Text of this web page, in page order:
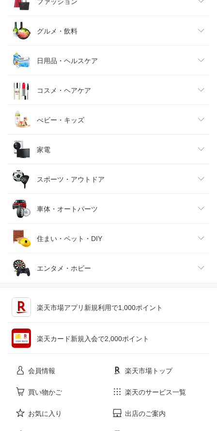
レディースファッション
メンズファッション
キッズファッション
ベビーファッション
インナー・下着・ナイトウェア
バッグ・小物・ブランド雑貨
靴
腕時計
ジュエリー・アクセサリー
グルメ・飲料
食品
スイーツ・お菓子
水・ソフトドリンク
ビール・洋酒
ワイン
日本酒・焼酎
日用品・ヘルスケア
日用品雑貨・文房具・手芸
ダイエット・健康
医薬品・コンタクト・介護
コスメ・ヘアケア
美容・コスメ・香水
べビー・キッズ
キッズ・ベビー・マタニティ
おもちゃ
家電
家電
TV・オーディオ・カメラ
スマートフォン・タブレット
パソコン・周辺機器
スポーツ・アウトドア
スポーツ・アウトドア
ゴルフ
車体・オートパーツ
車用品・バイク用品
車・バイク
住まい・ペット・DIY
インテリア・寝具・収納
エンタメ・ホビー
本・雑誌・コミック
楽天市場アプリ新規利用で1,000ポイント
楽天カード新規入会で2,000ポイント
会員情報 楽天市場トップ
買い物かご 楽天のサービス一覧
お気に入り 出店のご案内